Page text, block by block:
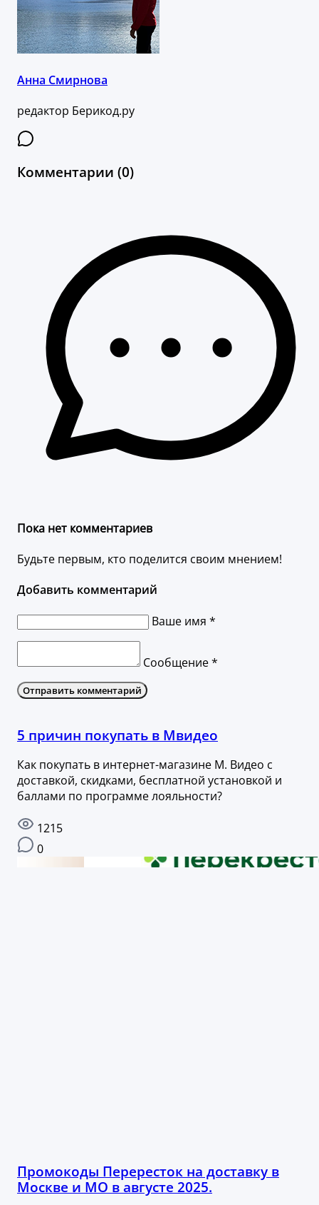
Анна Смирнова
редактор Берикод.ру
Комментарии (0)
Пока нет комментариев
Будьте первым, кто поделится своим мнением!
Добавить комментарий
Ваше имя *
Сообщение *
Отправить комментарий
5 причин покупать в Мвидео
Как покупать в интернет-магазине М. Видео с
доставкой, скидками, бесплатной установкой и
баллами по программе лояльности?
1215
0
Промокоды Перересток на доставку в
Москве и МО в августе 2025.